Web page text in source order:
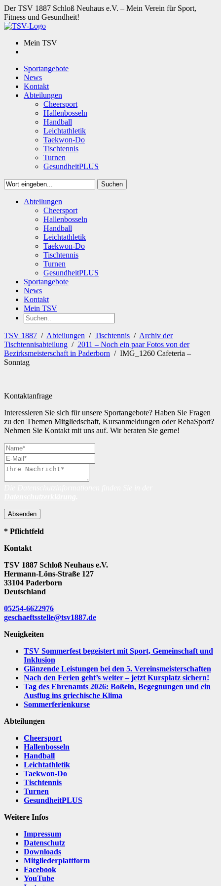
Der TSV 1887 Schloß Neuhaus e.V. – Mein Verein für Sport,
Fitness und Gesundheit!
Mein TSV
Sportangebote
News
Kontakt
Abteilungen
Cheersport
Hallenbosseln
Handball
Leichtathletik
Taekwon-Do
Tischtennis
Turnen
GesundheitPLUS
Suchen
SuchenAbteilungen
Cheersport
Hallenbosseln
Handball
Leichtathletik
Taekwon-Do
Tischtennis
Turnen
GesundheitPLUS
Sportangebote
News
Kontakt
Mein TSV
TSV 1887 / Abteilungen / Tischtennis / Archiv der
Tischtennisabteilung / 2011 – Noch ein paar Fotos von der
Bezirksmeisterschaft in Paderborn / IMG_1260 Cafeteria –
Sonntag
Kontaktanfrage
Interessieren Sie sich für unsere Sportangebote? Haben Sie Fragen
zu den Themen Mitgliedschaft, Kursanmeldungen oder RehaSport?
Nehmen Sie Kontakt mit uns auf. Wir beraten Sie gerne!
Absenden
* Pflichtfeld
Kontakt
TSV 1887 Schloß Neuhaus e.V.
Hermann-Löns-Straße 127
33104 Paderborn
Deutschland
05254-6622976
geschaeftsstelle@tsv1887.de
Neuigkeiten
TSV Sommerfest begeistert mit Sport, Gemeinschaft und
Inklusion
Glänzende Leistungen bei den 5. Vereinsmeisterschaften
Nach den Ferien geht’s weiter – jetzt Kursplatz sichern!
Tag des Ehrenamts 2026: Boßeln, Begegnungen und ein
Ausflug ins griechische Klima
Sommerferienkurse
Abteilungen
Cheersport
Hallenbosseln
Handball
Leichtathletik
Taekwon-Do
Tischtennis
Turnen
GesundheitPLUS
Weitere Infos
Impressum
Datenschutz
Downloads
Mitgliederplattform
Facebook
YouTube